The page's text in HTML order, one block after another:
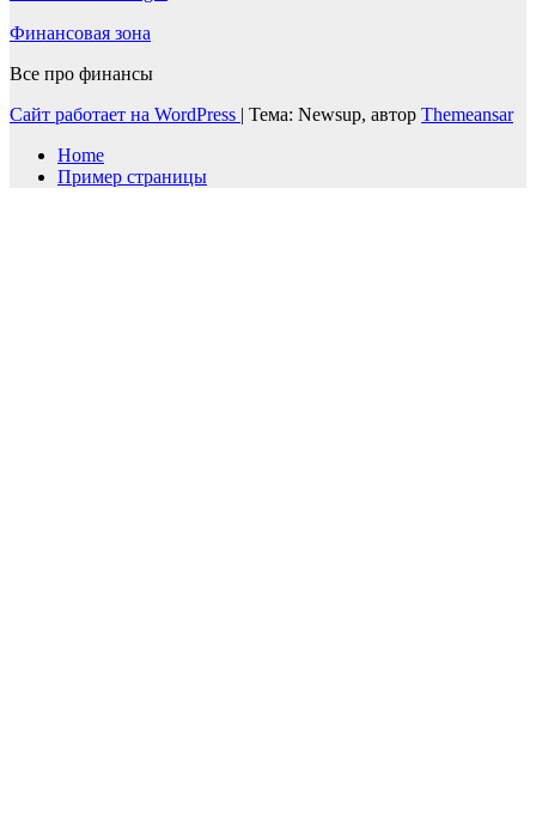
Финансовая зона
Все про финансы
Сайт работает на WordPress | Тема: Newsup, автор Themeansar
Home
Пример страницы